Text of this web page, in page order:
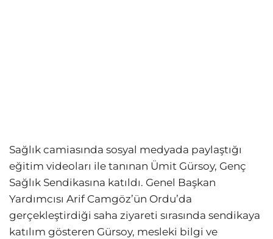
Sağlık camiasında sosyal medyada paylaştığı
eğitim videoları ile tanınan Ümit Gürsoy, Genç
Sağlık Sendikasına katıldı. Genel Başkan
Yardımcısı Arif Camgöz’ün Ordu’da
gerçekleştirdiği saha ziyareti sırasında sendikaya
katılım gösteren Gürsoy, mesleki bilgi ve